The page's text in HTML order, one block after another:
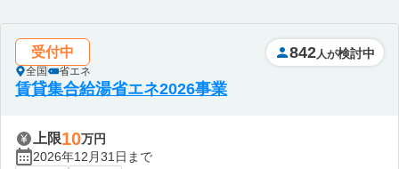
受付中
全国 省エネ
842 人が検討中
賃貸集合給湯省エネ2026事業
上限10万円
2026年12月31日まで